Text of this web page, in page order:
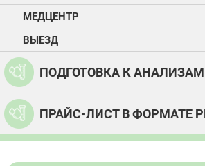
МЕДЦЕНТР
ВЫЕЗД
ПОДГОТОВКА К АНАЛИЗАМ
ПРАЙС-ЛИСТ В ФОРМАТЕ